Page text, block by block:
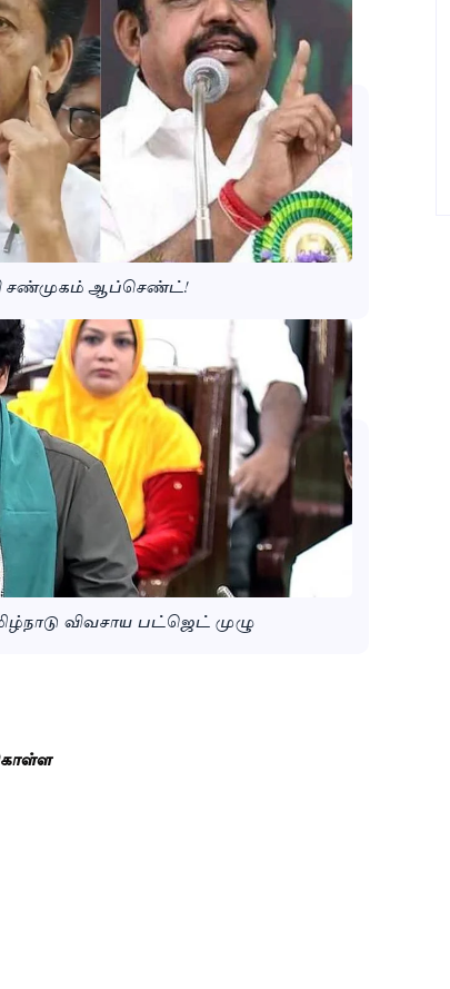
சண்முகம் ஆப்செண்ட்!
விவசாய பட்ஜெட் முழு